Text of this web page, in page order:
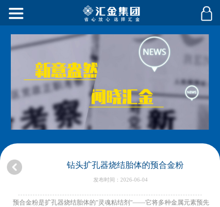
钻头扩孔器烧结胎体的预合金粉
发布时间：2026-06-04
预合金粉是扩孔器烧结胎体的"灵魂粘结剂"——它将多种金属元素预先